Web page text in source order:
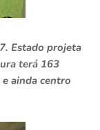
Estado projeta
terá 163
ainda centro